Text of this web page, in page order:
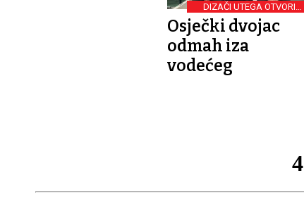
DIZAČI UTEGA OTVORILI
SEZONU
Osječki dvojac
odmah iza
vodećeg